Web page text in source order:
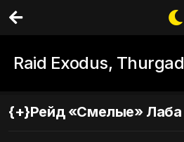
Raid Exodus,
{+}Рейд «Смелые» Лаба